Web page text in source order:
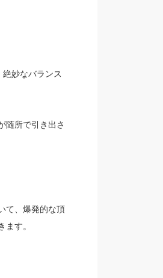
妙なバランス
随所で引き出さ
て、爆発的な頂
す。